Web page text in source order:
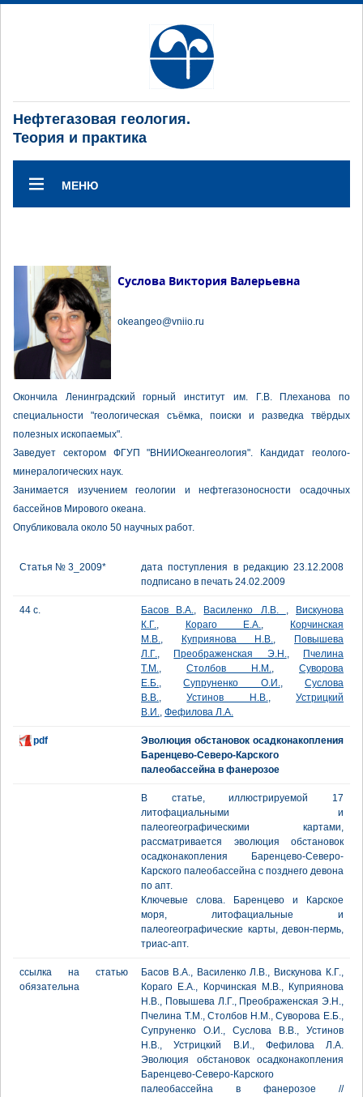
Нефтегазовая геология.
Теория и практика
МЕНЮ
Суслова Виктория Валерьевна
okeangeo@vniio.ru
Окончила Ленинградский горный институт им. Г.В. Плеханова по
специальности "геологическая съёмка, поиски и разведка твёрдых
полезных ископаемых".
Заведует сектором ФГУП "ВНИИОкеангеология". Кандидат геолого-
минералогических наук.
Занимается изучением геологии и нефтегазоносности осадочных
бассейнов Мирового океана.
Опубликовала около 50 научных работ.
Статья № 3_2009*
дата поступления в редакцию 23.12.2008
подписано в печать 24.02.2009
44 с. Басов В.А., Василенко Л.В. ,
Вискунова
К.Г., Кораго Е.А.,
Корчинская
М.В., Куприянова Н.В.,
Повышева
Л.Г., Преображенская Э.Н.,
Пчелина
Т.М., Столбов Н.М., Суворова
Е.Б.,Супруненко О.И.,Суслова
В.В.,Устинов Н.В.,Устрицкий
В.И., Фефилова Л.А.
pdf
Эволюция обстановок осадконакопления
Баренцево-Северо-Карского
палеобассейна в фанерозое
В статье, иллюстрируемой 17
литофациальными и
палеогеографическими картами,
рассматривается эволюция обстановок
осадконакопления Баренцево-Северо-
Карского палеобассейна с позднего девона
по апт.
Ключевые слова. Баренцево и Карское
моря, литофациальные и
палеогеографические карты, девон-пермь,
триас-апт.
ссылка на статью
обязательна
Басов В.А., Василенко Л.В., Вискунова К.Г.,
Кораго Е.А., Корчинская М.В., Куприянова
Н.В., Повышева Л.Г., Преображенская Э.Н.,
Пчелина Т.М., Столбов Н.М., Суворова Е.Б.,
Супруненко О.И., Суслова В.В., Устинов
Н.В., Устрицкий В.И., Фефилова Л.А.
Эволюция обстановок осадконакопления
Баренцево-Северо-Карского
палеобассейна в фанерозое //